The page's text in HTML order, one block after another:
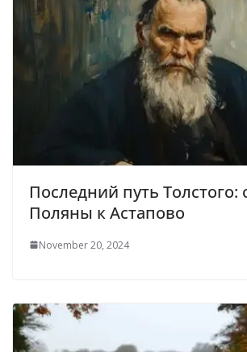
Последний путь Толстого:
Поляны к Астапово
November 20, 2024